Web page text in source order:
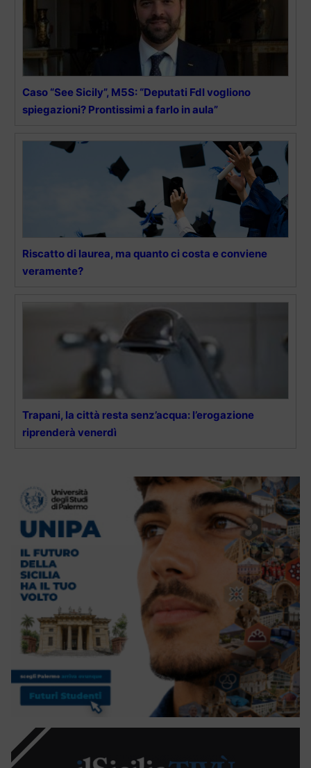
Caso “See Sicily”, M5S: “Deputati FdI vogliono
spiegazioni? Prontissimi a farlo in aula”
Riscatto di laurea, ma quanto ci costa e conviene
veramente?
Trapani, la città resta senz’acqua: l’erogazione
riprenderà venerdì